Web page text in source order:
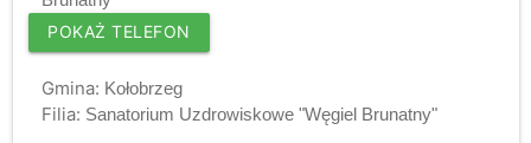
POKAŻ TELEFON
Gmina: Kołobrzeg
Filia: Sanatorium Uzdrowiskowe "Węgiel Brunatny"